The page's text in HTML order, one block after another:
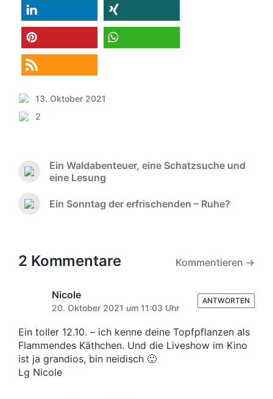
teilen teilen
teilen teilen
merken
V
e
f
e
n
t
h
a
t
u
m
13. Oktober 2021
K
m
e
t
a
2
V
r
h
g
t
r
a
g
Ein Waldabenteuer, eine Schatzsuche und
eine Lesung
N
s
t
i
t
r
a
g
Ein Sonntag der erfrischenden – Ruhe?
2 Kommentare Kommentieren →
Nicole
20. Oktober 2021 um 11:03 Uhr
Ein toller 12.10. – ich kenne deine Topfpflanzen als
Flammendes Käthchen. Und die Liveshow im Kino
ist ja grandios, bin neidisch 🙂
Lg Nicole
ANTWORTEN